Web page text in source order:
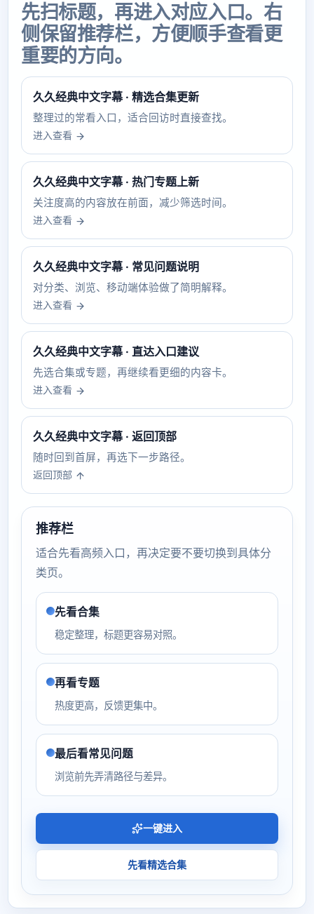
先扫标题，再进入对应入口。右
侧保留推荐栏，方便顺手查看更
重要的方向。
久久经典中文字幕 · 精选合集更新
整理过的常看入口，适合回访时直接查找。
进入查看
久久经典中文字幕 · 热门专题上新
关注度高的内容放在前面，减少筛选时间。
进入查看
久久经典中文字幕 · 常见问题说明
对分类、浏览、移动端体验做了简明解释。
进入查看
久久经典中文字幕 · 直达入口建议
先选合集或专题，再继续看更细的内容卡。
进入查看
久久经典中文字幕 · 返回顶部
随时回到首屏，再选下一步路径。
返回顶部
推荐栏
适合先看高频入口，再决定要不要切换到具体分
类页。
先看合集
稳定整理，标题更容易对照。
再看专题
热度更高，反馈更集中。
最后看常见问题
浏览前先弄清路径与差异。
一键进入
先看精选合集